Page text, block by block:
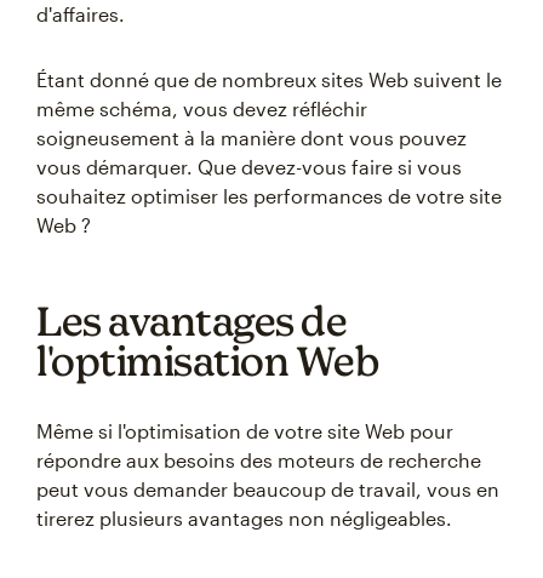
d'affaires.
Étant donné que de nombreux sites Web suivent le
même schéma, vous devez réfléchir
soigneusement à la manière dont vous pouvez
vous démarquer. Que devez-vous faire si vous
souhaitez optimiser les performances de votre site
Web ?
Les avantages de
l'optimisation Web
Même si l'optimisation de votre site Web pour
répondre aux besoins des moteurs de recherche
peut vous demander beaucoup de travail, vous en
tirerez plusieurs avantages non négligeables.